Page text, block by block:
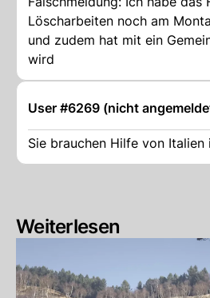
Löscharbeiten noch am
und zudem hat mit ein
wird
User #6269 (nicht
Sie brauchen Hilfe von
Weiterlesen